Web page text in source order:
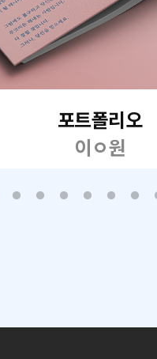
포트폴리오
이ㅇ원